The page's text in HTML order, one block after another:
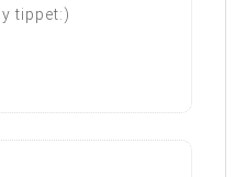
tippet:)